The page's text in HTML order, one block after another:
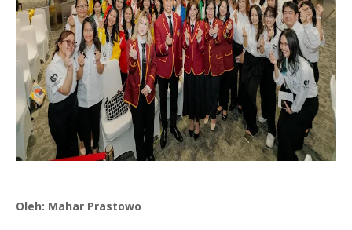
Oleh: Mahar Prastowo